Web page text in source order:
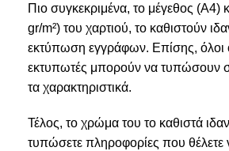
Πιο συγκεκριμένα, το μέγεθος (A4)
gr/m²) του χαρτιού, το καθιστούν
εκτύπωση εγγράφων. Επίσης, όλοι
εκτυπωτές μπορούν να τυπώσουν
τα χαρακτηριστικά.
Τέλος, το χρώμα του το καθιστά
τυπώσετε πληροφορίες που θέλετε